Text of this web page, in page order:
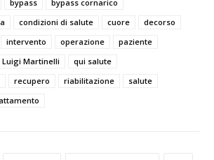
bypass
bypass cornarico
condizioni di salute cuore
decorso
intervento operazione
paziente
Luigi Martinelli
qui salute
recupero riabilitazione
salute